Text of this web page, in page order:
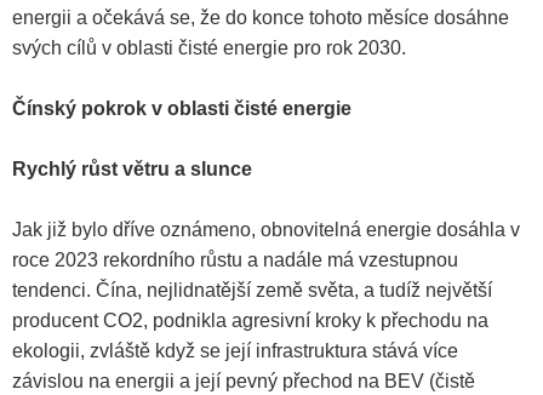
energii a očekává se, že do konce tohoto měsíce dosáhne
svých cílů v oblasti čisté energie pro rok 2030.
Čínský pokrok v oblasti čisté energie
Rychlý růst větru a slunce
Jak již bylo dříve oznámeno, obnovitelná energie dosáhla v
roce 2023 rekordního růstu a nadále má vzestupnou
tendenci. Čína, nejlidnatější země světa, a tudíž největší
producent CO2, podnikla agresivní kroky k přechodu na
ekologii, zvláště když se její infrastruktura stává více
závislou na energii a její pevný přechod na BEV (čistě